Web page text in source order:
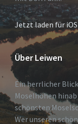
Jetzt laden für
Über Leiwen
Ein herrlicher
Moselhöhen
schönsten
Wer unseren